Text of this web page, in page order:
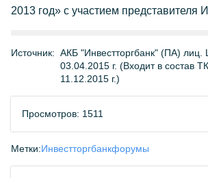
2013 год» с участием представителя
Источник: АКБ "Инвестторгбанк" (ПА)
03.04.2015 г. (Входит в состав
11.12.2015 г.)
Просмотров: 1511
Метки:Инвестторгбанкфорумы